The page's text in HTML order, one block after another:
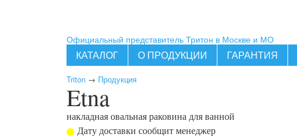
Официальный представитель Тритон в Москве и МО
КАТАЛОГ О ПРОДУКЦИИ ГАРАНТИЯ
Triton → Продукция
Etna
накладная овальная раковина для ванной
Дату доставки сообщит менеджер